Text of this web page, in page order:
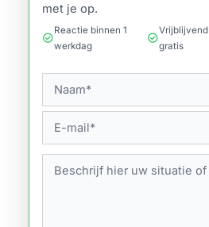
met je op.
check_circle
Reactie binnen 1
werkdag
check_circle
Vrijblijvend
gratis